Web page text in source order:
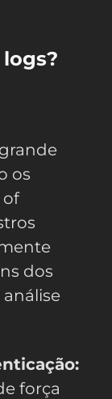
os
of
dos
força